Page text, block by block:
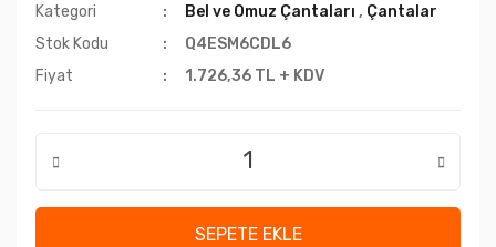
Kategori Bel ve Omuz Çantaları , Çantalar
Stok Kodu
Q4ESM6CDL6
Fiyat
1.726,36 TL + KDV
SEPETE EKLE